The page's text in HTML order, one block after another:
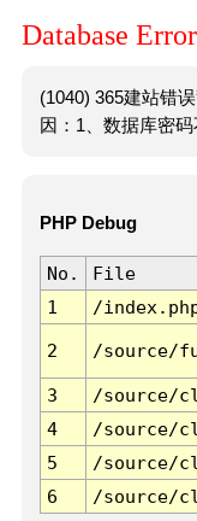
Database Error
(1040) 365建站错
因：1、数据库密码
PHP Debug
No. File
1
/
2 /source/
3 /source/
4
/source/
5
/source/
6
/source/